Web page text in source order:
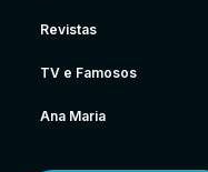
Revistas
TV e Famosos
Ana Maria